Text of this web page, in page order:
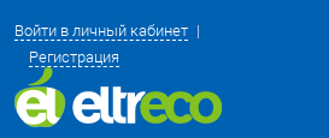
Войти в личный кабинет
Регистрация